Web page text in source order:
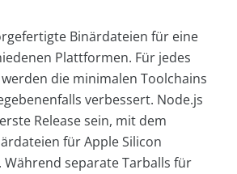
Binärdateien für eine
Plattformen. Für jedes
die minimalen Toolchains
verbessert. Node.js
Release sein, mit dem
für Apple Silicon
Während separate Tarballs für